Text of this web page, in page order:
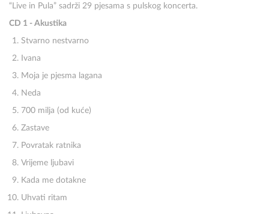
“Live in Pula” sadrži 29 pjesama s pulskog koncerta.
CD 1 - Akustika
Stvarno nestvarno
Ivana
Moja je pjesma lagana
Neda
700 milja (od kuće)
Zastave
Povratak ratnika
Vrijeme ljubavi
Kada me dotakne
Uhvati ritam